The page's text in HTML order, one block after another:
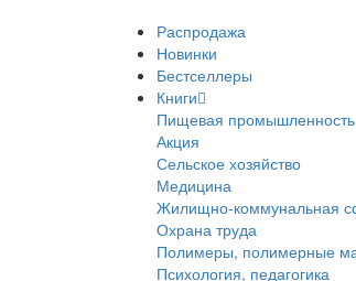
Распродажа
Новинки
Бестселлеры
Книги
Пищевая промышленность
Акция
Сельское хозяйство
Медицина
Жилищно-коммунальная
Охрана труда
Полимеры, полимерные
Психология, педагогика